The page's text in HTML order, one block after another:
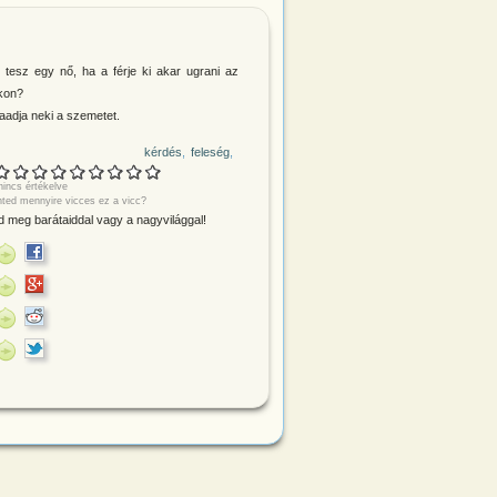
tesz egy nő, ha a férje ki akar ugrani az
neki a szemetet.
feleség
kérdés
értékelve
mennyire vicces ez a vicc?
meg barátaiddal vagy a nagyvilággal!